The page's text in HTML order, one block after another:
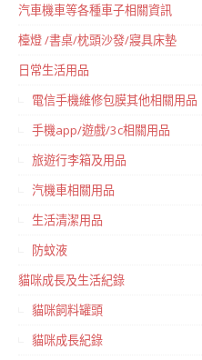
汽車機車等各種車子相關資訊
檯燈 /書桌/枕頭沙發/寢具床墊
日常生活用品
電信手機維修包膜其他相關用品
手機app/遊戲/3c相關用品
旅遊行李箱及用品
汽機車相關用品
生活清潔用品
防蚊液
貓咪成長及生活紀錄
貓咪飼料罐頭
貓咪成長紀錄